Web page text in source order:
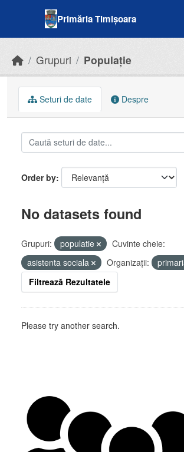
Primăria Timișoara
Grupuri Populație
Seturi de date Despre
Order by
No datasets found
Grupuri: populatie
Cuvinte cheie:
asistenta sociala
Organizații:
Filtrează Rezultatele
Please try another search.